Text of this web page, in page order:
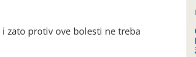
zato protiv ove bolesti ne treba